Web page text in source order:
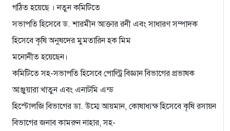
গঠিত হয়েছে । নতুন কমিটিতে
সভাপতি হিসেবে ড. শারমীন আক্তার রনী এবং সাধারণ সম্পাদক
হিসেবে কৃষি অনুষদের মুমতারিন হক মিম
মনোনীত হয়েছেন।
কমিটিতে সহ-সভাপতি হিসেবে পোল্ট্রি বিজ্ঞান বিভাগের প্রভাষক
আঞ্জুয়ারা খাতুন এবং এনাটমি এন্ড
হিস্টোলজি বিভাগের ডা. উম্মে আয়মান, কোষাধ্যক্ষ হিসেবে কৃষি রসায়ন
বিভাগের জনাব কামরুন নাহার, সহ-